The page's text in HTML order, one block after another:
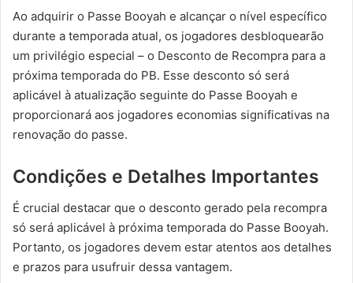
Ao adquirir o Passe Booyah e alcançar o nível específico
durante a temporada atual, os jogadores desbloquearão
um privilégio especial – o Desconto de Recompra para a
próxima temporada do PB. Esse desconto só será
aplicável à atualização seguinte do Passe Booyah e
proporcionará aos jogadores economias significativas na
renovação do passe.
Condições e Detalhes Importantes
É crucial destacar que o desconto gerado pela recompra
só será aplicável à próxima temporada do Passe Booyah.
Portanto, os jogadores devem estar atentos aos detalhes
e prazos para usufruir dessa vantagem.